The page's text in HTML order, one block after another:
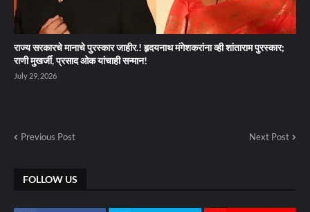
राज्य सरकारचे मानाचे पुरस्कार जाहीर.! हृदयनाथ मंगेशकरांना व्ही शांताराम पुरस्कार;
राणी मुखर्जी, प्रसाद ओक यांचाही सन्मान!
July 29, 2026
Previous Post Next Post
FOLLOW US